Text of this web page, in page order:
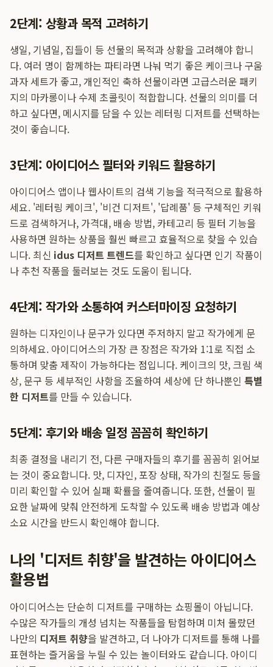
2단계: 상황과 목적 고려하기
생일, 기념일, 집들이 등 선물의 목적과 상황을 고려해야 합니
다. 여러 명이 함께하는 파티라면 나눠 먹기 좋은 케이크나 구움
과자 세트가 좋고, 개인적인 축하 선물이라면 고급스러운 패키
지의 마카롱이나 수제 초콜릿이 적합합니다. 선물의 의미를 더
하고 싶다면, 메시지를 담을 수 있는 레터링 디저트를 선택하는
것이 좋습니다.
3단계: 아이디어스 필터와 키워드 활용하기
아이디어스 앱이나 웹사이트의 검색 기능을 적극적으로 활용하
세요. '레터링 케이크', '비건 디저트', '답례품' 등 구체적인 키워
드로 검색하거나, 가격대, 배송 방법, 카테고리 등 필터 기능을
사용하면 원하는 상품을 훨씬 빠르고 효율적으로 찾을 수 있습
니다. 최신 idus 디저트 트렌드를 확인하고 싶다면 인기 작품이
나 추천 작품을 둘러보는 것도 도움이 됩니다.
4단계: 작가와 소통하여 커스터마이징 요청하기
원하는 디자인이나 문구가 있다면 주저하지 말고 작가에게 문
의하세요. 아이디어스의 가장 큰 장점은 작가와 1:1로 직접 소
통하며 맞춤 제작이 가능하다는 점입니다. 케이크의 맛, 크림 색
상, 문구 등 세부적인 사항을 조율하여 세상에 단 하나뿐인 특별
한 디저트를 만들 수 있습니다.
5단계: 후기와 배송 일정 꼼꼼히 확인하기
최종 결정을 내리기 전, 다른 구매자들의 후기를 꼼꼼히 읽어보
는 것이 중요합니다. 맛, 디자인, 포장 상태, 작가의 친절도 등을
미리 확인할 수 있어 실패 확률을 줄여줍니다. 또한, 선물이 필
요한 날짜에 맞춰 안전하게 도착할 수 있도록 배송 방법과 예상
소요 시간을 반드시 확인해야 합니다.
나의 '디저트 취향'을 발견하는 아이디어스
활용법
아이디어스는 단순히 디저트를 구매하는 쇼핑몰이 아닙니다.
수많은 작가들의 개성 넘치는 작품들을 탐험하며 미처 몰랐던
나만의 디저트 취향을 발견하고, 더 나아가 디저트를 통해 나를
표현하는 즐거움을 누릴 수 있는 놀이터와도 같습니다. 아이디